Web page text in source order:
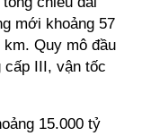
mới khoảng 57
Quy mô đầu
III, vận tốc
15.000 tỷ